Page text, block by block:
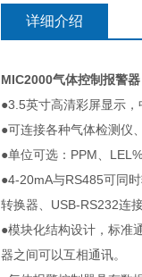
详细介绍
MIC2000气体控制报警器
●3.5英寸高清彩屏显示，
●可连接各种气体检测仪
●单位可选：PPM、
●4-20mA与RS485可同
转换器、USB-RS232连
●模块化结构设计，标准
器之间可以互相通讯。